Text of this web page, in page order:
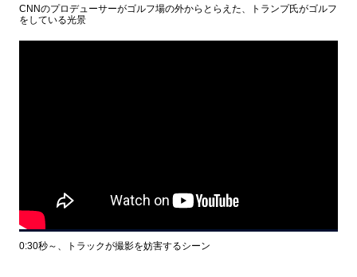
CNNのプロデューサーがゴルフ場の外からとらえた、トランプ氏がゴルフ
をしている光景
0:30秒～、トラックが撮影を妨害するシーン